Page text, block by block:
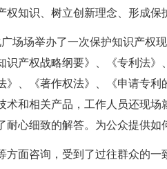
权知识、树立创新理念、形成保
场场举办了一次保护知识产权
识产权战略纲要》、《专利法
》、《著作权法》、《申请专
术和相关产品，工作人员还现
耐心细致的解答。为公众提供
方面咨询，受到了过往群众的一